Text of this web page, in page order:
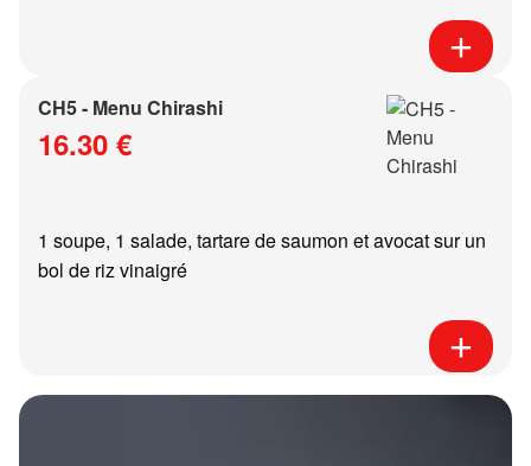
CH5 - Menu Chirashi
16.30 €
1 soupe, 1 salade, tartare de saumon et avocat sur un
bol de riz vinaigré